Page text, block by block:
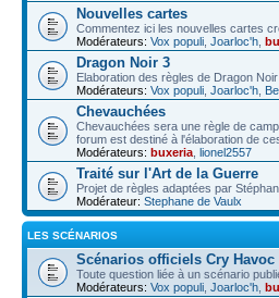
Nouvelles cartes
Commentez ici les nouvelles cartes
Modérateurs: Vox populi Joarloc'h
Dragon Noir 3
Elaboration des règles de Dragon
Modérateurs: Vox populi Joarloc'h
Chevauchées
Chevauchées sera une règle de
forum est destiné à l'élaboration de
Modérateurs: buxeria lionel2557
Traité sur l'Art de la Guerre
Projet de règles adaptées par
Modérateur: Stephane de Vaulx
LES SCÉNARIOS
Scénarios officiels Cry Havoc
Toute question liée à un scénario
Modérateurs: Vox populi Joarloc'h